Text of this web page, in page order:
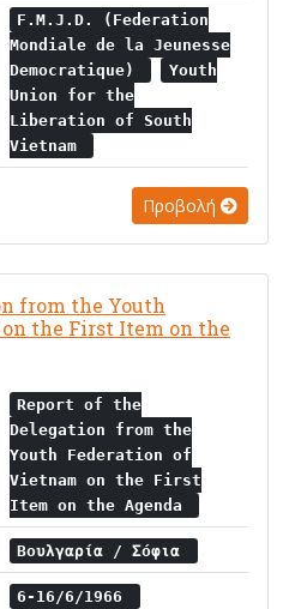
F.M.J.D. (Federation
Mondiale de la Jeunesse
Democratique)
Youth
Union for the
Liberation of South
Vietnam
Προβολή
from the Youth
the First Item on the
Report of the
Delegation from the
Youth Federation of
Vietnam on the First
Item on the Agenda
Βουλγαρία / Σόφια
6-16/6/1966